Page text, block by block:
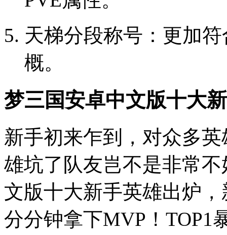
天梯分段称号：更加
概。
梦三国安卓中文版十大
新手初来乍到，对众多
雄坑了队友岂不是非常
文版十大新手英雄出炉
分分钟拿下MVP！TOP1